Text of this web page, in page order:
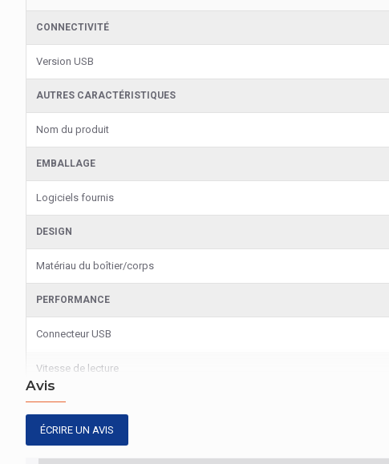
CONNECTIVITÉ
Version USB
AUTRES CARACTÉRISTIQUES
Nom du produit
EMBALLAGE
Logiciels fournis
DESIGN
Matériau du boîtier/corps
PERFORMANCE
Connecteur USB
Vitesse de lecture
Vitesse d'écriture
REPRÉSENTATION / RÉALISATION
Avis
ÉCRIRE UN AVIS